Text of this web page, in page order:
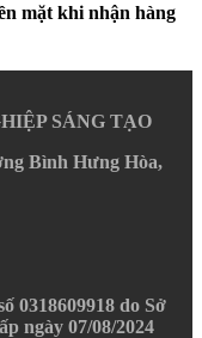
mặt khi nhận hàng
SÁNG TẠO
Bình Hưng Hòa,
0318609918 do Sở
ngày 07/08/2024